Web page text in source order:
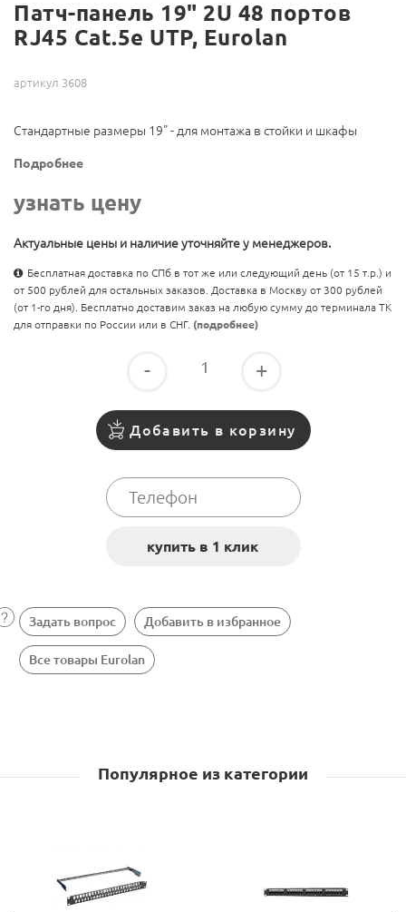
Патч-панель 19" 2U 48 портов
RJ45 Cat.5e UTP, Eurolan
артикул 3608
Стандартные размеры 19" - для монтажа в стойки и шкафы
Подробнее
узнать цену
Актуальные цены и наличие уточняйте у менеджеров.
Бесплатная доставка по СПб в тот же или следующий день (от 15 т.р.) и
от 500 рублей для остальных заказов. Доставка в Москву от 300 рублей
(от 1-го дня). Бесплатно доставим заказ на любую сумму до терминала ТК
для отправки по России или в СНГ. (подробнее)
- +
Добавить в корзину
Задать вопрос Добавить в избранное
Все товары Eurolan
Популярное из категории